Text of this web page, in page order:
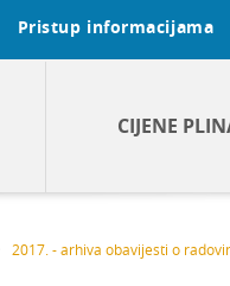
Pristup informacijama
CIJENE
2017. - arhiva obavijesti o